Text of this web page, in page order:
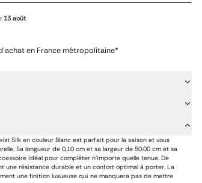
13 août
en France métropolitaine*
Silk en couleur Blanc est parfait pour la saison et vous
Sa longueur de 0,10 cm et sa largeur de 50.00 cm et sa
idéal pour compléter n'importe quelle tenue. De
une résistance durable et un confort optimal à porter. La
une finition luxueuse qui ne manquera pas de mettre